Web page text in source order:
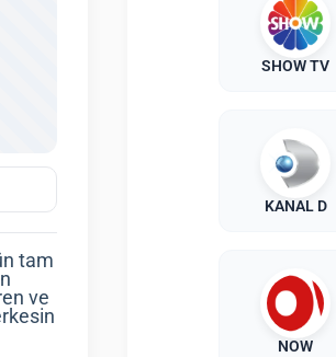
tam
ve
SHOW TV
KANAL D
NOW